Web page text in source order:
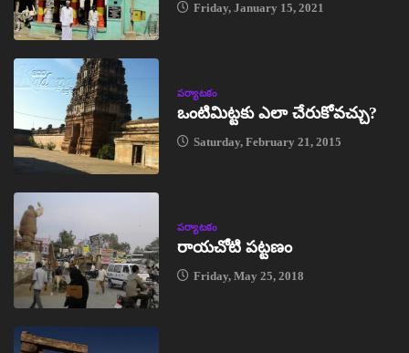
Friday, January 15, 2021
పర్యాటకం
ఒంటిమిట్టకు ఎలా చేరుకోవచ్చు?
Saturday, February 21, 2015
పర్యాటకం
రాయచోటి పట్టణం
Friday, May 25, 2018